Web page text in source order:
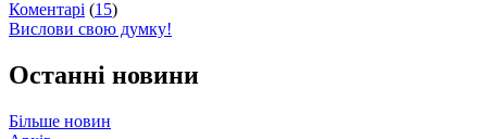
Коментарі (15)
Вислови свою думку!
Останні новини
Більше новин